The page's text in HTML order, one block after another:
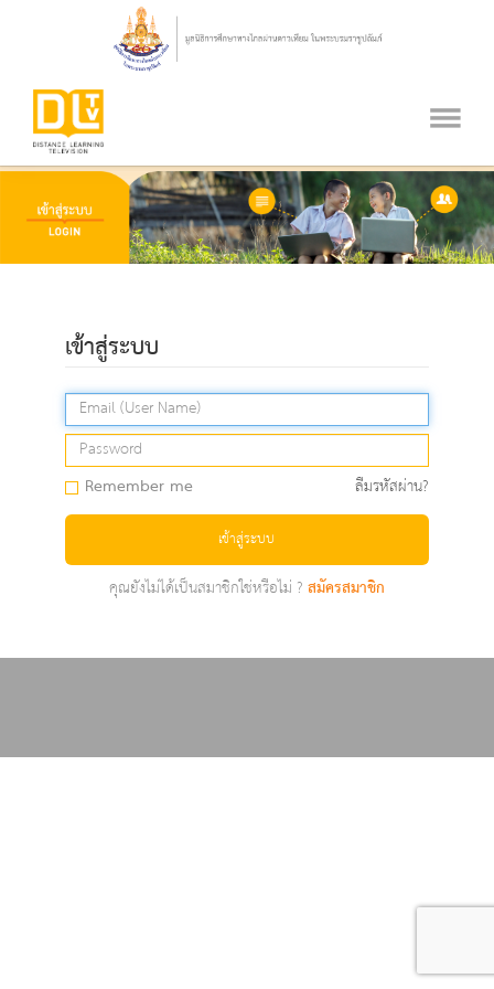
เข้าสู่ระบบ
Remember me ลืมรหัสผ่าน?
เข้าสู่ระบบ
คุณยังไม่ได้เป็นสมาชิกใช่หรือไม่ ?สมัครสมาชิก